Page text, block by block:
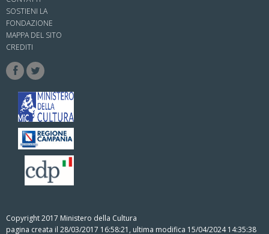
SOSTIENI LA
FONDAZIONE
MAPPA DEL SITO
CREDITI
Copyright 2017 Ministero della Cultura
pagina creata il 28/03/2017 16:58:21, ultima modifica 15/04/2024 14:35:38